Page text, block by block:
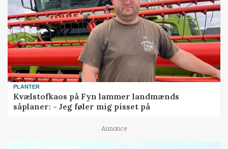
PLANTER
Kvælstofkaos på Fyn lammer landmænds
såplaner: - Jeg føler mig pisset på
Annonce